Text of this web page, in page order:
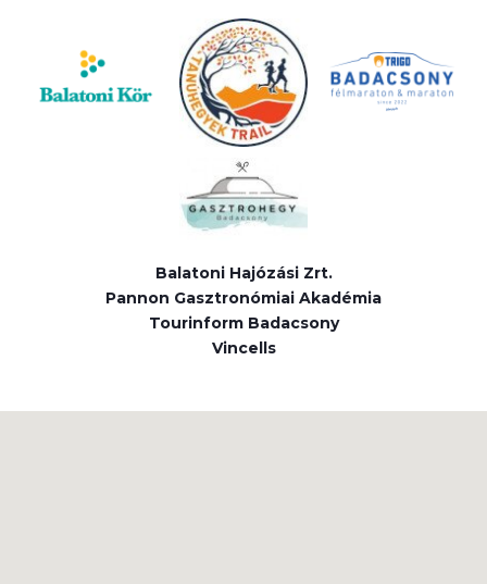
Balatoni Hajózási Zrt.
Pannon Gasztronómiai Akadémia
Tourinform Badacsony
Vincells